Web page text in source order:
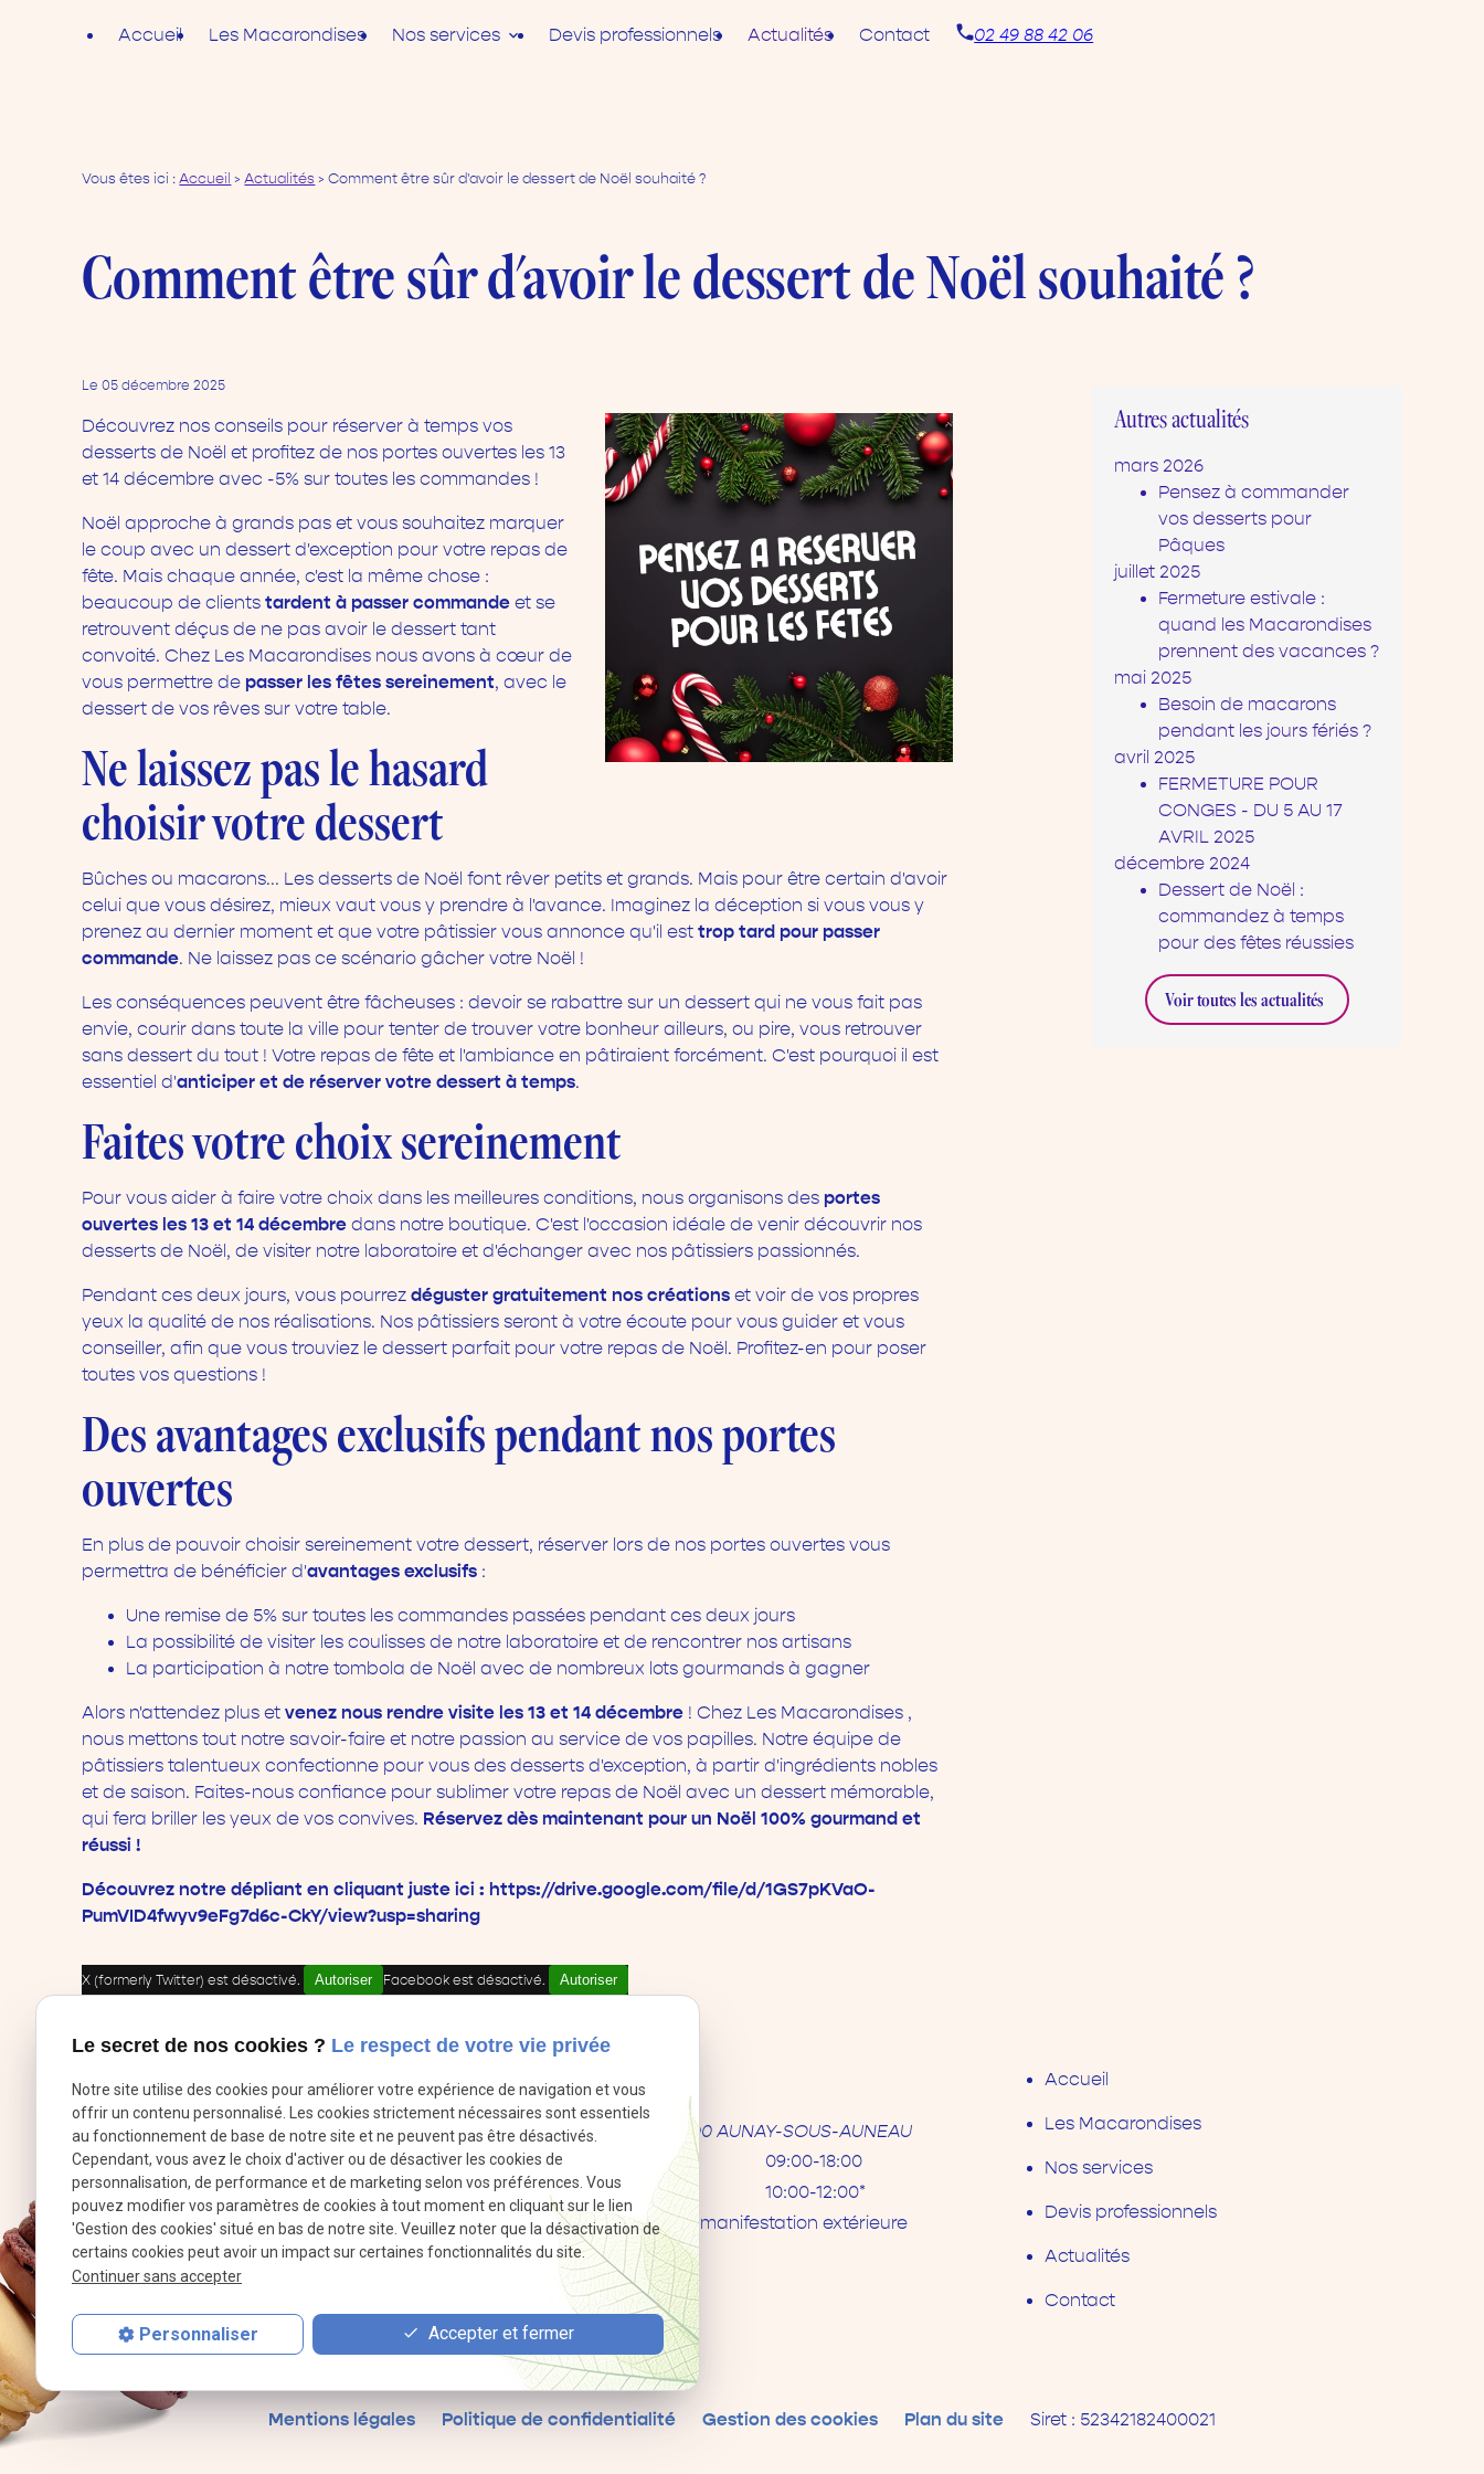
Accueil Les Macarondises Nos services Devis professionnels Actualités Contact 02 49 88 42 06
Vous êtes ici : Accueil >Actualités > Comment être sûr d'avoir le dessert de Noël souhaité ?
Comment être sûr d'avoir le dessert de Noël souhaité ?
Le05 décembre 2025
Découvrez nos conseils pour réserver à temps vos
desserts de Noël et profitez de nos portes ouvertes les 13
et 14 décembre avec -5% sur toutes les commandes !
Noël approche à grands pas et vous souhaitez marquer
le coup avec un dessert d'exception pour votre repas de
fête. Mais chaque année, c'est la même chose :
beaucoup de clientstardent à passer commande et se
retrouvent déçus de ne pas avoir le dessert tant
convoité. Chez Les Macarondises nous avons à cœur de
vous permettre de passer les fêtes sereinement, avec le
dessert de vos rêves sur votre table.
Ne laissez pas le hasard
choisir votre dessert
Bûches ou macarons... Les desserts de Noël font rêver petits et grands. Mais pour être certain d'avoir
celui que vous désirez, mieux vaut vous y prendre à l'avance. Imaginez la déception si vous vous y
prenez au dernier moment et que votre pâtissier vous annonce qu'il esttrop tard pour passer
commande. Ne laissez pas ce scénario gâcher votre Noël !
Les conséquences peuvent être fâcheuses : devoir se rabattre sur un dessert qui ne vous fait pas
envie, courir dans toute la ville pour tenter de trouver votre bonheur ailleurs, ou pire, vous retrouver
sans dessert du tout ! Votre repas de fête et l'ambiance en pâtiraient forcément. C'est pourquoi il est
essentiel d'anticiper et de réserver votre dessert à temps.
Faites votre choix sereinement
Pour vous aider à faire votre choix dans les meilleures conditions, nous organisons des portes
ouvertes les 13 et 14 décembre dans notre boutique. C'est l'occasion idéale de venir découvrir nos
desserts de Noël, de visiter notre laboratoire et d'échanger avec nos pâtissiers passionnés.
Pendant ces deux jours, vous pourrezdéguster gratuitement nos créations et voir de vos propres
yeux la qualité de nos réalisations. Nos pâtissiers seront à votre écoute pour vous guider et vous
conseiller, afin que vous trouviez le dessert parfait pour votre repas de Noël. Profitez-en pour poser
toutes vos questions !
Des avantages exclusifs pendant nos portes
ouvertes
En plus de pouvoir choisir sereinement votre dessert, réserver lors de nos portes ouvertes vous
permettra de bénéficier d'avantages exclusifs :
Une remise de 5% sur toutes les commandes passées pendant ces deux jours
La possibilité de visiter les coulisses de notre laboratoire et de rencontrer nos artisans
La participation à notre tombola de Noël avec de nombreux lots gourmands à gagner
Alors n'attendez plus etvenez nous rendre visite les 13 et 14 décembre ! Chez Les Macarondises ,
nous mettons tout notre savoir-faire et notre passion au service de vos papilles. Notre équipe de
pâtissiers talentueux confectionne pour vous des desserts d'exception, à partir d'ingrédients nobles
et de saison. Faites-nous confiance pour sublimer votre repas de Noël avec un dessert mémorable,
qui fera briller les yeux de vos convives. Réservez dès maintenant pour un Noël 100% gourmand et
réussi !
Découvrez notre dépliant en cliquant juste ici : https://drive.google.com/file/d/1GS7pKVaO-
PumVID4fwyv9eFg7d6c-CkY/view?usp=sharing
X (formerly Twitter) est désactivé. Autoriser Facebook est désactivé. Autoriser
Autres actualités
mars 2026
Pensez à commander
vos desserts pour
Pâques
juillet 2025
Fermeture estivale :
quand les Macarondises
prennent des vacances ?
mai 2025
Besoin de macarons
pendant les jours fériés ?
avril 2025
FERMETURE POUR
CONGES - DU 5 AU 17
AVRIL 2025
décembre 2024
Dessert de Noël :
commandez à temps
pour des fêtes réussies
Voir toutes les actualités
Informations
02 49 88 42 06
ZA Le Camp
28700 AUNAY-SOUS-AUNEAU
Jeudi-vendredi
09:00-18:00
Samedi
10:00-12:00*
*sous réserve de manifestation extérieure
Accueil
Les Macarondises
Nos services
Devis professionnels
Actualités
Contact
Mentions légales Politique de confidentialité Gestion des cookies Plan du site Siret : 52342182400021
Le secret de nos cookies ? Le respect de votre vie privée
Notre site utilise des cookies pour améliorer votre expérience de navigation et vous
offrir un contenu personnalisé. Les cookies strictement nécessaires sont essentiels
au fonctionnement de base de notre site et ne peuvent pas être désactivés.
Cependant, vous avez le choix d'activer ou de désactiver les cookies de
personnalisation, de performance et de marketing selon vos préférences. Vous
pouvez modifier vos paramètres de cookies à tout moment en cliquant sur le lien
'Gestion des cookies' situé en bas de notre site. Veuillez noter que la désactivation de
certains cookies peut avoir un impact sur certaines fonctionnalités du site.
Continuer sans accepter
Personnaliser Accepter et fermer